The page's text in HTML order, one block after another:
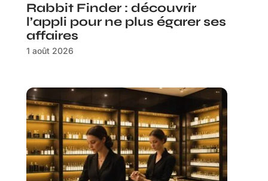
Rabbit Finder : découvrir
l’appli pour ne plus égarer ses
affaires
1 août 2026